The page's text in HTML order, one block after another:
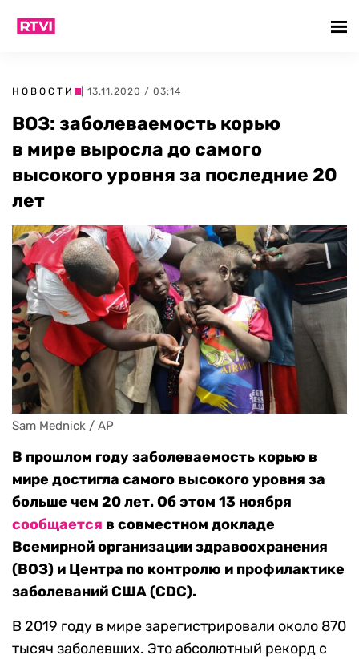
НОВОСТИ | 13.11.2020 / 03:14
ВОЗ: заболеваемость корью
в мире выросла до самого
высокого уровня за последние 20
лет
Sam Mednick / AP
В прошлом году заболеваемость корью в
мире достигла самого высокого уровня за
больше чем 20 лет. Об этом 13 ноября
сообщается в совместном докладе
Всемирной организации здравоохранения
(ВОЗ) и Центра по контролю и профилактике
заболеваний США (CDC).
В 2019 году в мире зарегистрировали около 870
тысяч заболевших. Это абсолютный рекорд с